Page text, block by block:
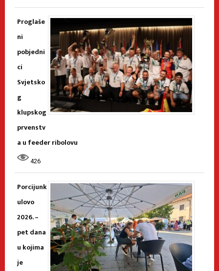
Proglaše
ni
pobjedni
ci
Svjetsko
g
klupskog
prvenstv
a u feeder ribolovu
426
Porcijunk
ulovo
2026. –
pet dana
u kojima
je